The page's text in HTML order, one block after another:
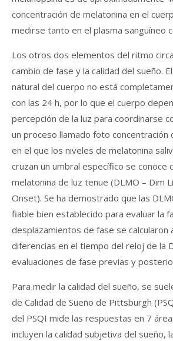
concentración de melatonina en el
medirse tanto en el plasma sanguíneo
Los otros dos elementos del ritmo
cambio de fase y la calidad del sueño.
natural del cuerpo no está
con las 24 h, por lo que el cuerpo
percepción de la luz para coordinarse
un proceso llamado foto concentración
en el que los niveles de melatonina
cruzan un umbral específico se conoce
melatonina de luz tenue (DLMO – Dim
Onset). Se ha demostrado que las
fiable bien establecido para evaluar la
desplazamientos de fase se calcularon
diferencias en el tiempo del reloj de la
evaluaciones de fase previas y
Para medir la calidad del sueño, se
de Calidad de Sueño de Pittsburgh
del PSQI mide las respuestas en 7
incluyen la calidad subjetiva del sueño,